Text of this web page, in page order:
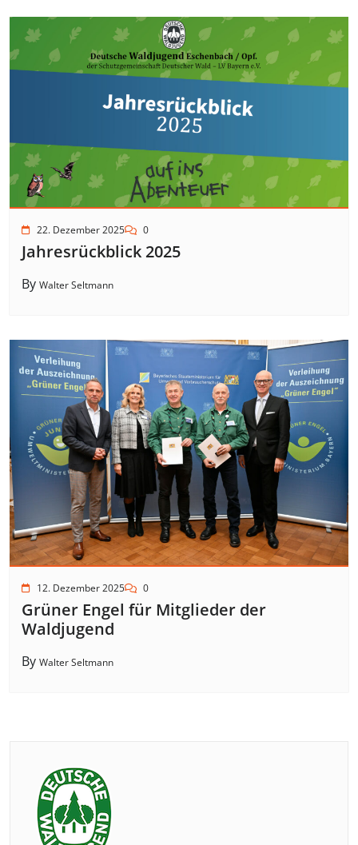
22. Dezember 2025 0
Jahresrückblick 2025
By Walter Seltmann
12. Dezember 2025 0
Grüner Engel für Mitglieder der
Waldjugend
By Walter Seltmann